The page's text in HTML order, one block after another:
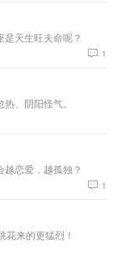
天生旺夫命呢？
1
、阴阳怪气。
恋爱，越孤独？
1
花来的更猛烈！